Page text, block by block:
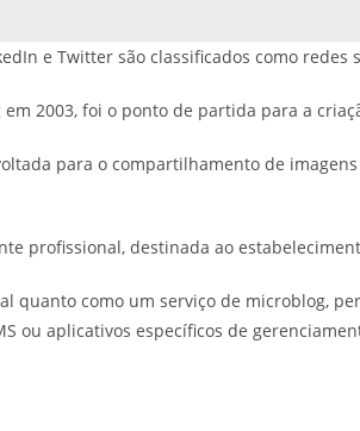
e Twitter são classificados como redes
2003, foi o ponto de partida para a
para o compartilhamento de
profissional, destinada ao
quanto como um serviço de microblog,
ou aplicativos específicos de